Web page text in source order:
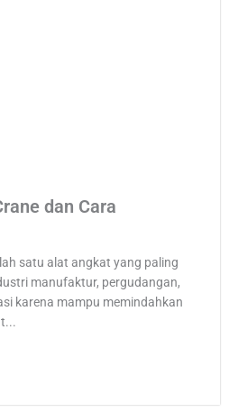
dan Cara
satu alat angkat yang paling
manufaktur, pergudangan,
karena mampu memindahkan